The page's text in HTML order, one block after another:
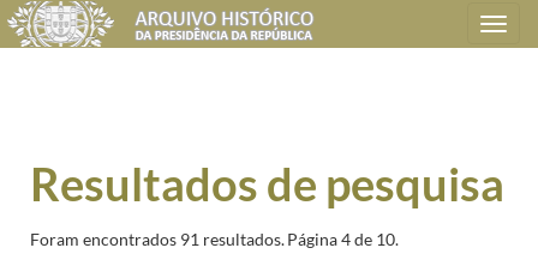
Toggle
navigation
Resultados de pesquisa
Foram encontrados 91 resultados.Página 4 de 10.